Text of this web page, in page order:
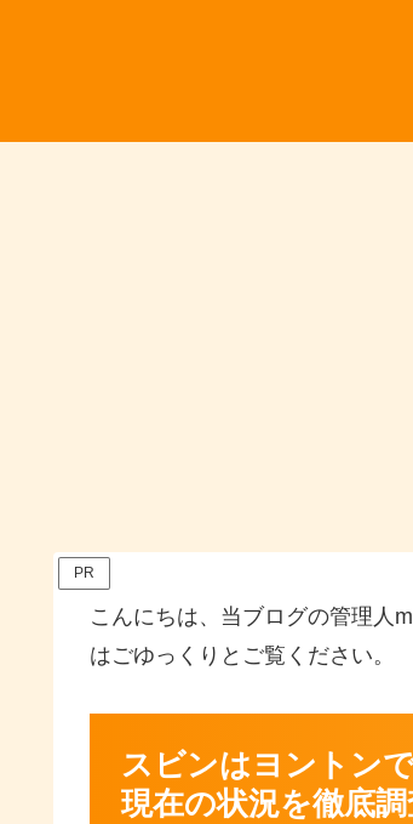
PR
こんにちは、当ブログの管理人
はごゆっくりとご覧ください。
スビンはヨントン
現在の状況を徹底調